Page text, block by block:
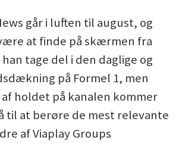
går i luften til august, og
at finde på skærmen fra
tage del i den daglige og
på Formel 1, men
holdet på kanalen kommer
til at berøre de mest relevante
af Viaplay Groups